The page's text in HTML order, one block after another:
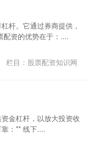
杆。它通过券商提供，
配资的优势在于：....
栏目： 股票配资知识网
金杠杆，以放大投资收
：** 线下....